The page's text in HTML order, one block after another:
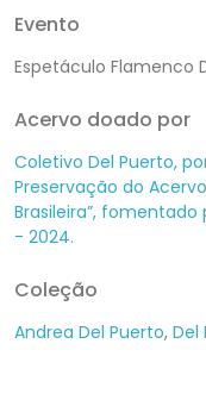
Evento
Espetáculo Flamenco
Acervo doado por
Coletivo Del Puerto,
Preservação do
Brasileira”, fomentado
- 2024.
Coleção
Andrea Del Puerto, Del